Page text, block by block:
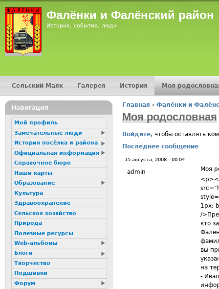
Фалёнки и Фалёнский район
История, события, люди
Вы здесь
Главная › Фалёнки и
Моя родословная
Войдите, чтобы оставлять
Последнее сообщение
15 августа, 2008 - 00:04
admin
Моя
1px;
/
кто
вы
на
-
Главное меню
Сельский Маяк Галерея История Моя
16+
Навигация
Мой профиль
Замечательные люди
История посёлка и района
Официальная информация
Справочное бюро
Наши карты
Образование
Культура
Здравоохранение
Сельское хозяйство
Природа
Полезные ресурсы
Web-альбомы
Блоги
Творчество
Подшивки
Форум